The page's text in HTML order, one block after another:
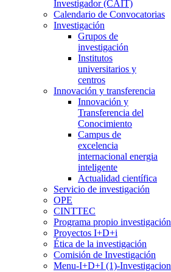
Investigador (CAIT)
Calendario de Convocatorias
Investigación
Grupos de
investigación
Institutos
universitarios y
centros
Innovación y transferencia
Innovación y
Transferencia del
Conocimiento
Campus de
excelencia
internacional energia
inteligente
Actualidad científica
Servicio de investigación
OPE
CINTTEC
Programa propio investigación
Proyectos I+D+i
Ética de la investigación
Comisión de Investigación
Menu-I+D+I (1)-Investigacion